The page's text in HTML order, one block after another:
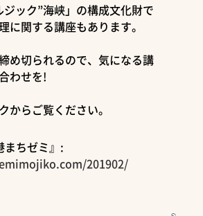
ジック”海峡」の構成文化財で
に関する講座もあります。
め切られるので、気になる講
わせを!
からご覧ください。
ちゼミ』:
201902/